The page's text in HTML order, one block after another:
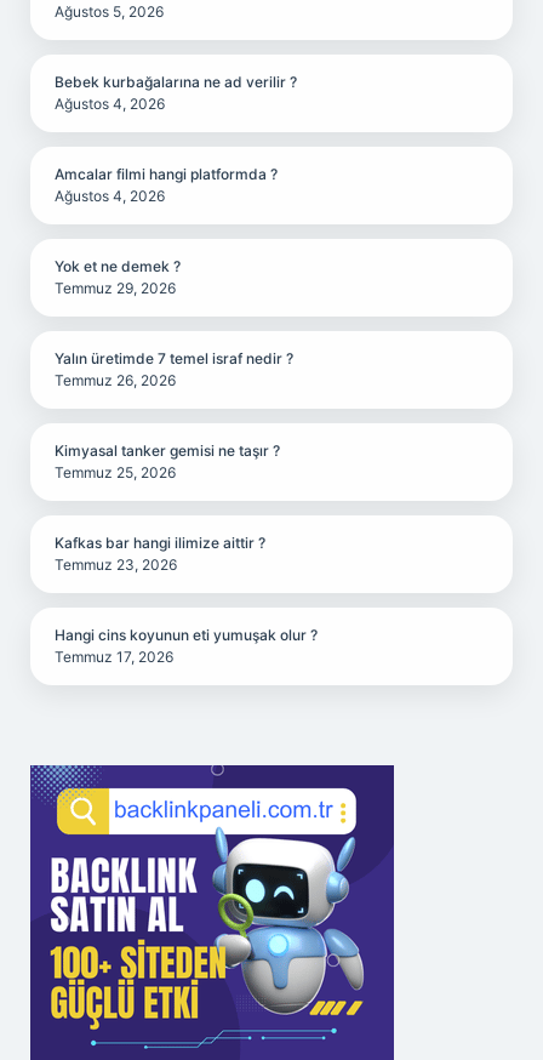
Ağustos 5, 2026
Bebek kurbağalarına ne ad verilir ?
Ağustos 4, 2026
Amcalar filmi hangi platformda ?
Ağustos 4, 2026
Yok et ne demek ?
Temmuz 29, 2026
Yalın üretimde 7 temel israf nedir ?
Temmuz 26, 2026
Kimyasal tanker gemisi ne taşır ?
Temmuz 25, 2026
Kafkas bar hangi ilimize aittir ?
Temmuz 23, 2026
Hangi cins koyunun eti yumuşak olur ?
Temmuz 17, 2026